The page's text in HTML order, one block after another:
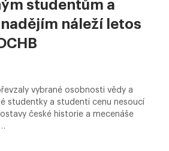
studentům a
náleží letos
vybrané osobnosti vědy a
studentky a studenti cenu nesoucí
české historie a mecenáše